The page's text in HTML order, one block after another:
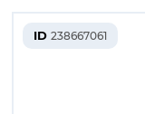
ID 238667061